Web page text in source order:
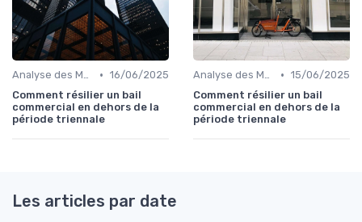
Analyse des Marchés Locaux et Globaux • 16/06/2025
Comment résilier un bail
commercial en dehors de la
période triennale
Analyse des Marchés Locaux et Globaux • 15/06/2025
Comment résilier un bail
commercial en dehors de la
période triennale
Les articles par date